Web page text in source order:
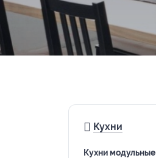
Кухни
Кухни модульные